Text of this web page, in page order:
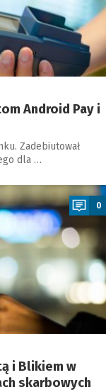
Android Pay i
Zadebiutował
dla …
0
i Blikiem w
skarbowych